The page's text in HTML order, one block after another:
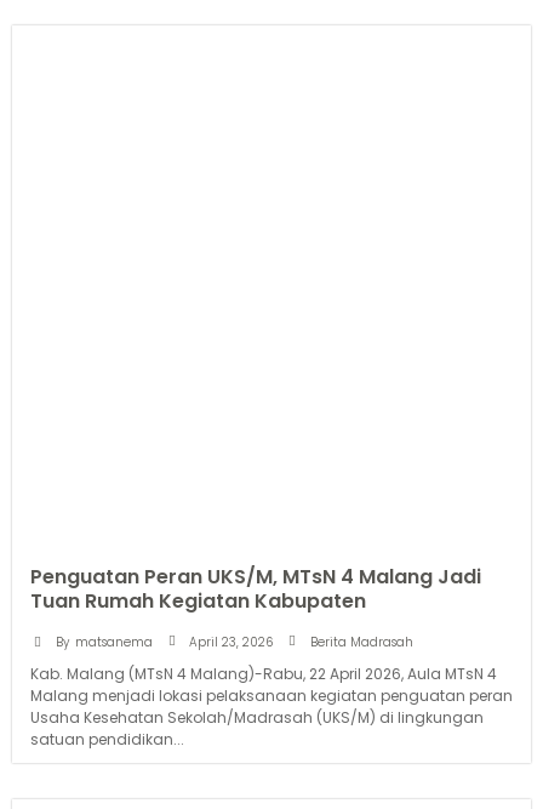
Penguatan Peran UKS/M, MTsN 4 Malang Jadi
Tuan Rumah Kegiatan Kabupaten
By matsanema April 23, 2026 Berita Madrasah
Kab. Malang (MTsN 4 Malang)-Rabu, 22 April 2026, Aula MTsN 4
Malang menjadi lokasi pelaksanaan kegiatan penguatan peran
Usaha Kesehatan Sekolah/Madrasah (UKS/M) di lingkungan
satuan pendidikan...